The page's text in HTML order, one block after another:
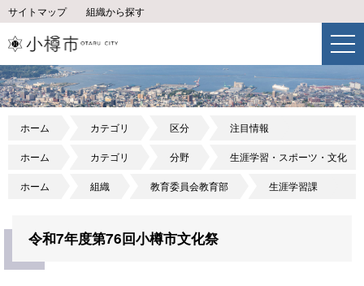
サイトマップ 組織から探す
ホーム カテゴリ 区分 注目情報
ホーム カテゴリ 分野 生涯学習・スポーツ・文化
ホーム 組織 教育委員会教育部 生涯学習課
令和7年度第76回小樽市文化祭